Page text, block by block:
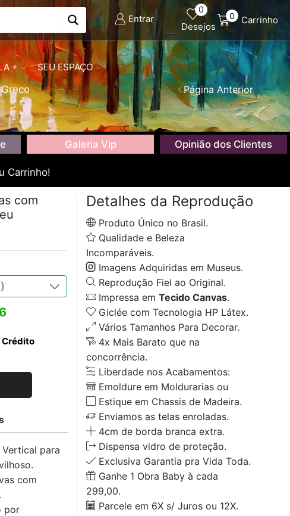
Entrar
0
Desejos
0 Carrinho
+ SEU ESPAÇO
Página Anterior
Galeria Vip Opinião dos Clientes
Carrinho!
com
Crédito
para
com
por
Detalhes da Reprodução
Produto Único no Brasil.
Qualidade e Beleza
Incomparáveis.
Imagens Adquiridas em Museus.
Reprodução Fiel ao Original.
Impressa em Tecido Canvas.
Giclée com Tecnologia HP Látex.
Vários Tamanhos Para Decorar.
4x Mais Barato que na
concorrência.
Liberdade nos Acabamentos:
Emoldure em Moldurarias ou
Estique em Chassis de Madeira.
Enviamos as telas enroladas.
4cm de borda branca extra.
Dispensa vidro de proteção.
Exclusiva Garantia pra Vida Toda.
Ganhe 1 Obra Baby à cada
299,00.
Parcele em 6X s/ Juros ou 12X.